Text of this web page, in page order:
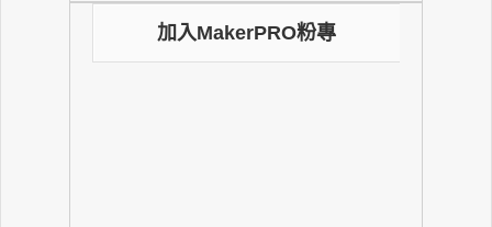
加入MakerPRO粉專